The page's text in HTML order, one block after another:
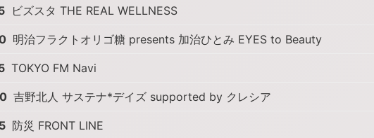
ビズスタ THE REAL WELLNESS
明治フラクトオリゴ糖 presents 加治ひとみ EYES to Beauty
TOKYO FM Navi
吉野北人 サステナ*デイズ supported by クレシア
防災 FRONT LINE